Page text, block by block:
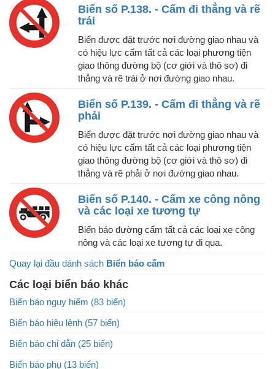
Biển số P.138. - Cấm đi thẳng và rẽ
trái
Biển được đặt trước nơi đường giao nhau và
có hiệu lực cấm tất cả các loại phương tiện
giao thông đường bộ (cơ giới và thô sơ) đi
thẳng và rẽ trái ở nơi đường giao nhau.
Biển số P.139. - Cấm đi thẳng và rẽ
phải
Biển được đặt trước nơi đường giao nhau và
có hiệu lực cấm tất cả các loại phương tiện
giao thông đường bộ (cơ giới và thô sơ) đi
thẳng và rẽ phải ở nơi đường giao nhau.
Biển số P.140. - Cấm xe công nông
và các loại xe tương tự
Biển báo đường cấm tất cả các loại xe công
nông và các loại xe tương tự đi qua.
Quay lại đầu dánh sách Biển báo cấm
Các loại biển báo khác
Biển báo nguy hiểm (83 biển)
Biển báo hiệu lệnh (57 biển)
Biển báo chỉ dẫn (25 biển)
Biển báo phụ (13 biển)